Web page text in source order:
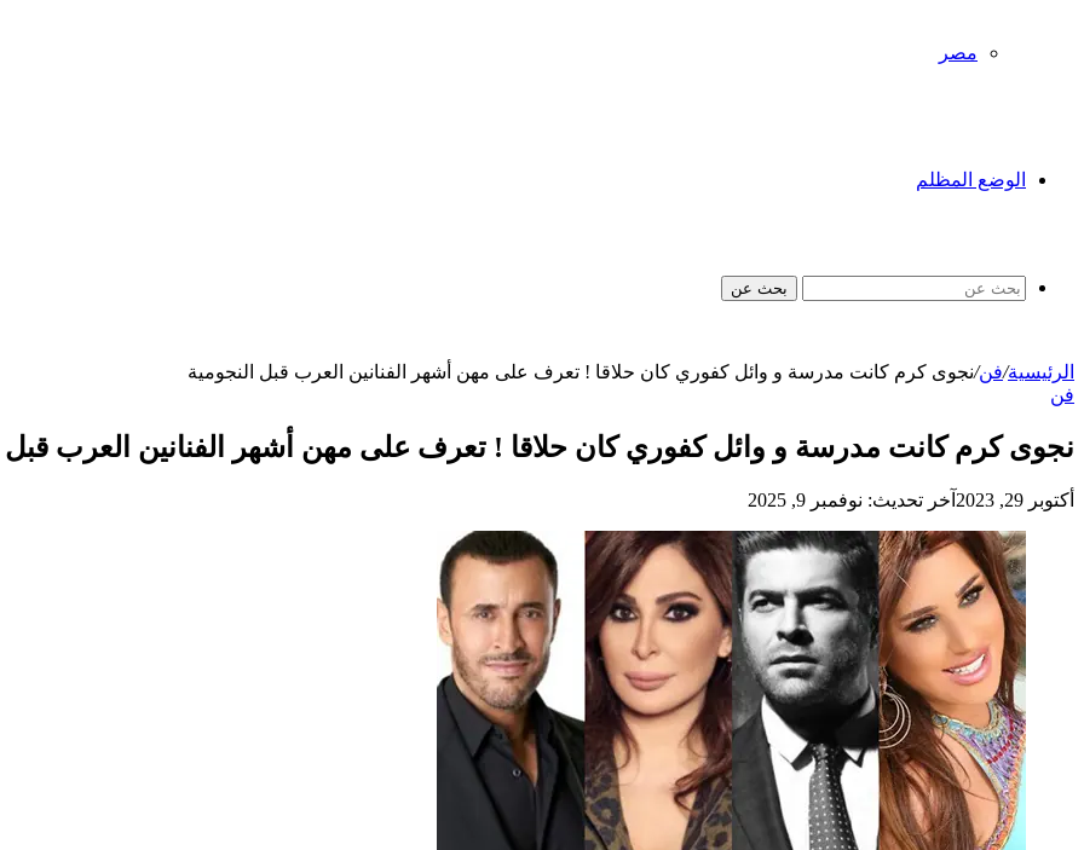
مصر
الوضع المظلم
بحث عن
الرئيسية/فن/نجوى كرم كانت مدرسة و وائل كفوري كان حلاقا ! تعرف على مهن أشهر الفنانين العرب قبل النجومية
فن
نجوى كرم كانت مدرسة و وائل كفوري كان حلاقا ! تعرف على مهن أشهر الفنانين العرب قبل
أكتوبر 29, 2023 آخر تحديث: نوفمبر 9, 2025